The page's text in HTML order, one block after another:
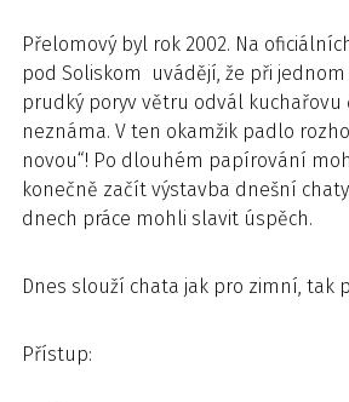
Přelomový byl rok 2002. Na
pod Soliskom uvádějí, že při
prudký poryv větru odvál kuchařovu
neznáma. V ten okamžik padlo
novou“! Po dlouhém papírování
konečně začít výstavba dnešní
dnech práce mohli slavit úspěch.
Dnes slouží chata jak pro zimní, tak
Přístup: